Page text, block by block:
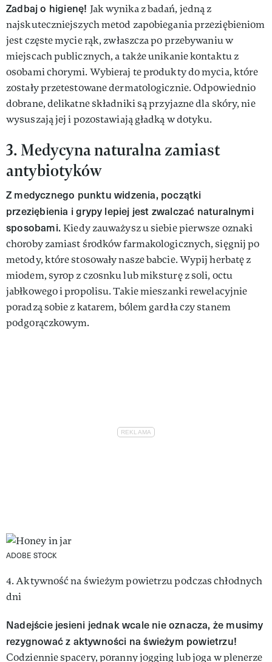
Zadbaj o higienę! Jak wynika z badań, jedną z
najskuteczniejszych metod zapobiegania przeziębieniom
jest częste mycie rąk, zwłaszcza po przebywaniu w
miejscach publicznych, a także unikanie kontaktu z
osobami chorymi. Wybieraj te produkty do mycia, które
zostały przetestowane dermatologicznie. Odpowiednio
dobrane, delikatne składniki są przyjazne dla skóry, nie
wysuszają jej i pozostawiają gładką w dotyku.
3. Medycyna naturalna zamiast
antybiotyków
Z medycznego punktu widzenia, początki
przeziębienia i grypy lepiej jest zwalczać naturalnymi
sposobami.Kiedy zauważysz u siebie pierwsze oznaki
choroby zamiast środków farmakologicznych, sięgnij po
metody, które stosowały nasze babcie. Wypij herbatę z
miodem, syrop z czosnku lub miksturę z soli, octu
jabłkowego i propolisu. Takie mieszanki rewelacyjnie
poradzą sobie z katarem, bólem gardła czy stanem
podgorączkowym.
ADOBE STOCK
4. Aktywność na świeżym powietrzu podczas chłodnych
dni
Nadejście jesieni jednak wcale nie oznacza, że musimy
rezygnować z aktywności na świeżym powietrzu!
Codziennie spacery, poranny jogging lub joga w plenerze